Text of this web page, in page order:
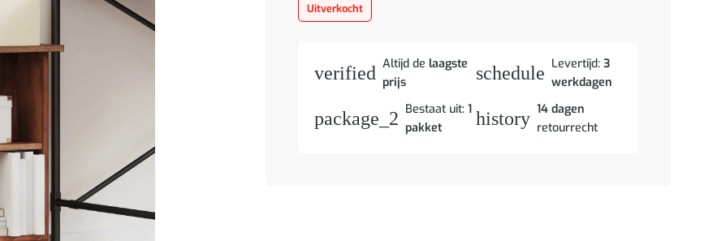
Uitverkocht
verified Altijd de laagste
prijs
schedule Levertijd:3
werkdagen
package_2 Bestaat uit: 1
pakket
history 14 dagen
retourrecht